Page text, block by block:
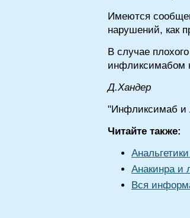
Имеются
нарушений, как
В случае
инфликсимабом
Д.Xaндep
"Инфликсимаб и
Читайте также:
Анакинра и
Вся